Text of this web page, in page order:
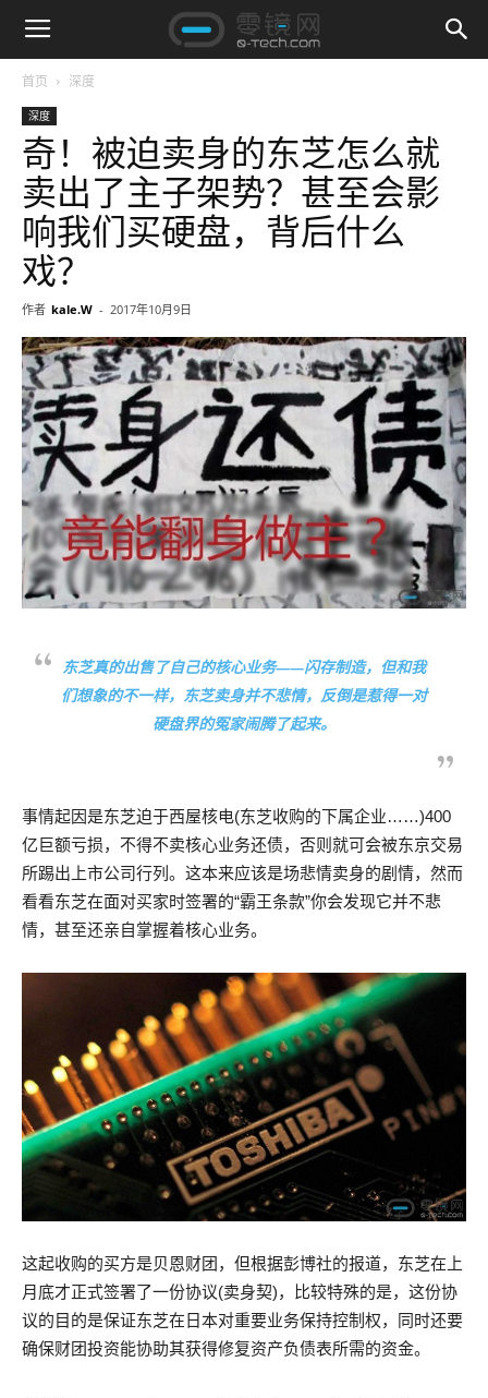
首页 深度
深度
奇！被迫卖身的东芝怎么就
卖出了主子架势？甚至会影
响我们买硬盘，背后什么
戏？
作者 kale.W - 2017年10月9日
东芝真的出售了自己的核心业务——闪存制造，但和我
们想象的不一样，东芝卖身并不悲情，反倒是惹得一对
硬盘界的冤家闹腾了起来。
事情起因是东芝迫于西屋核电(东芝收购的下属企业……)400
亿巨额亏损，不得不卖核心业务还债，否则就可会被东京交易
所踢出上市公司行列。这本来应该是场悲情卖身的剧情，然而
看看东芝在面对买家时签署的“霸王条款”你会发现它并不悲
情，甚至还亲自掌握着核心业务。
这起收购的买方是贝恩财团，但根据彭博社的报道，东芝在上
月底才正式签署了一份协议(卖身契)，比较特殊的是，这份协
议的目的是保证东芝在日本对重要业务保持控制权，同时还要
确保财团投资能协助其获得修复资产负债表所需的资金。